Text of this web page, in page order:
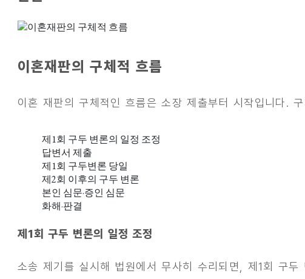
이혼재판의 구체적 흐름
이혼 재판의 구체적인 흐름은 소장 제출부터 시작입니다.
제1회 구두 변론의 일정 조정
답변서 제출
제1회 구두변론 당일
제2회 이후의 구두 변론
본인 심문·증인 심문
화해·판결
제1회 구두 변론의 일정 조정
소송 제기를 실시해 법원에서 무사히 수리되면, 제1회 구